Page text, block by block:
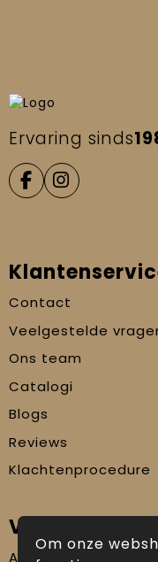
Ervaring sinds
Contact
Veelgestelde
Ons team
Catalogi
Blogs
Reviews
Klachtenprocedure
Veilig winkelen
Algemene
Om onze